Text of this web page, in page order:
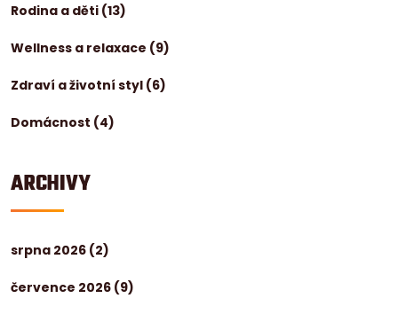
Rodina a děti (13)
Wellness a relaxace (9)
Zdraví a životní styl (6)
Domácnost (4)
ARCHIVY
srpna 2026 (2)
července 2026 (9)